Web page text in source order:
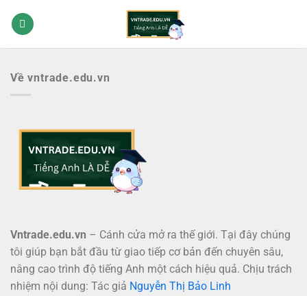
qua
Về vntrade.edu.vn
Vntrade.edu.vn – Cánh cửa mở ra thế giới. Tại đây chúng
tôi giúp bạn bắt đầu từ giao tiếp cơ bản đến chuyên sâu,
nâng cao trình độ tiếng Anh một cách hiệu quả. Chịu trách
nhiệm nội dung: Tác giả Nguyễn Thị Bảo Linh